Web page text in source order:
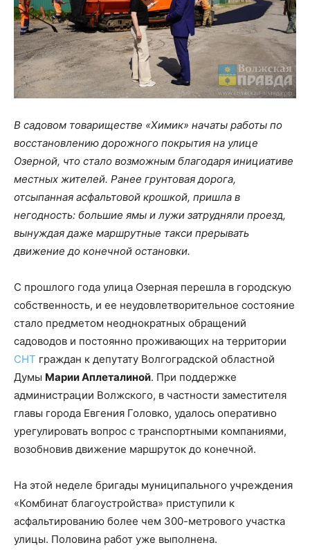
В садовом товариществе «Химик» начаты работы по
восстановлению дорожного покрытия на улице
Озерной, что стало возможным благодаря инициативе
местных жителей. Ранее грунтовая дорога,
отсыпанная асфальтовой крошкой, пришла в
негодность: большие ямы и лужи затрудняли проезд,
вынуждая даже маршрутные такси прерывать
движение до конечной остановки.
С прошлого года улица Озерная перешла в городскую
собственность, и ее неудовлетворительное состояние
стало предметом неоднократных обращений
садоводов и постоянно проживающих на территории
СНТ граждан к депутату Волгоградской областной
Думы Марии Аплеталиной. При поддержке
администрации Волжского, в частности заместителя
главы города Евгения Головко, удалось оперативно
урегулировать вопрос с транспортными компаниями,
возобновив движение маршруток до конечной.
На этой неделе бригады муниципального учреждения
«Комбинат благоустройства» приступили к
асфальтированию более чем 300-метрового участка
улицы. Половина работ уже выполнена.